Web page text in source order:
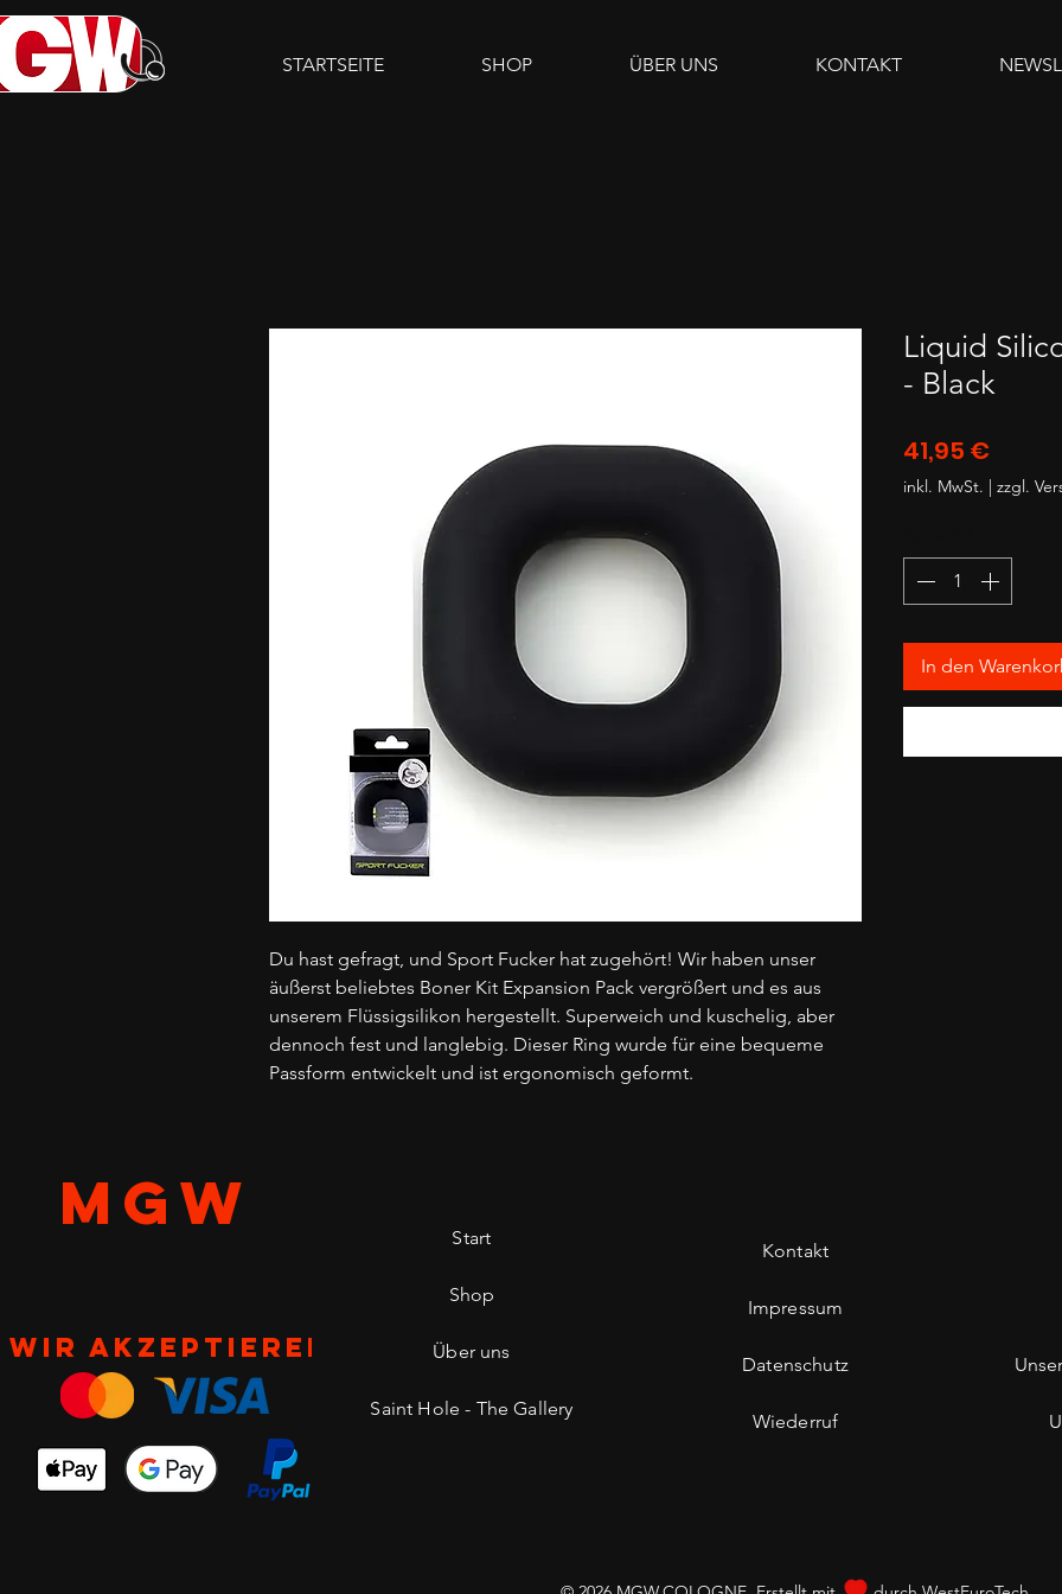
STARTSEITE SHOP ÜBER UNS KONTAKT
Du hast gefragt, und Sport Fucker hat zugehört! Wir haben unser
äußerst beliebtes Boner Kit Expansion Pack vergrößert und es aus
unserem Flüssigsilikon hergestellt. Superweich und kuschelig, aber
dennoch fest und langlebig. Dieser Ring wurde für eine bequeme
Passform entwickelt und ist ergonomisch geformt.
Liquid
- Black
41,95 €
inkl. MwSt. | zzgl.
In den
MGW
Wir akzeptieren
Start
Shop
Über uns
Saint Hole - The Gallery
Kontakt
Impressum
Datenschutz
Wiederruf